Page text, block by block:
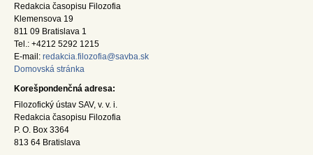
Redakcia časopisu Filozofia
Klemensova 19
811 09 Bratislava 1
Tel.: +4212 5292 1215
E-mail: redakcia.filozofia@savba.sk
Domovská stránka
Korešpondenčná adresa:
Filozofický ústav SAV, v. v. i.
Redakcia časopisu Filozofia
P. O. Box 3364
813 64 Bratislava